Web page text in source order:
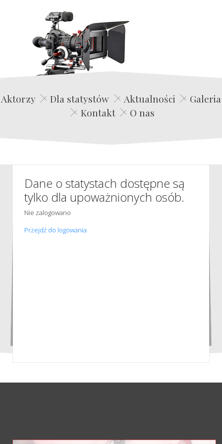
Edwin Film Agencja Aktorska
Aktorzy Dla statystów Aktualności
Galeria
Kontakt
O nas
Dane o statystach dostępne są
tylko dla upoważnionych osób.
Nie zalogowano
Przejdź do logowania